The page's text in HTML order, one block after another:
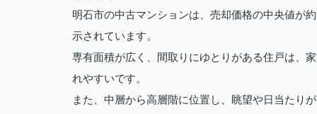
明石市の中古マンションは、売却価格の中央値が
示されています。
専有面積が広く、間取りにゆとりがある住戸は、
れやすいです。
また、中層から高層階に位置し、眺望や日当たり